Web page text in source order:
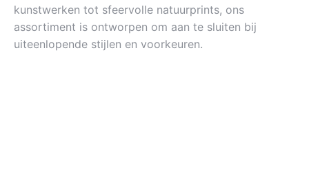
kunstwerken tot sfeervolle natuurprints, ons
assortiment is ontworpen om aan te sluiten bij
uiteenlopende stijlen en voorkeuren.